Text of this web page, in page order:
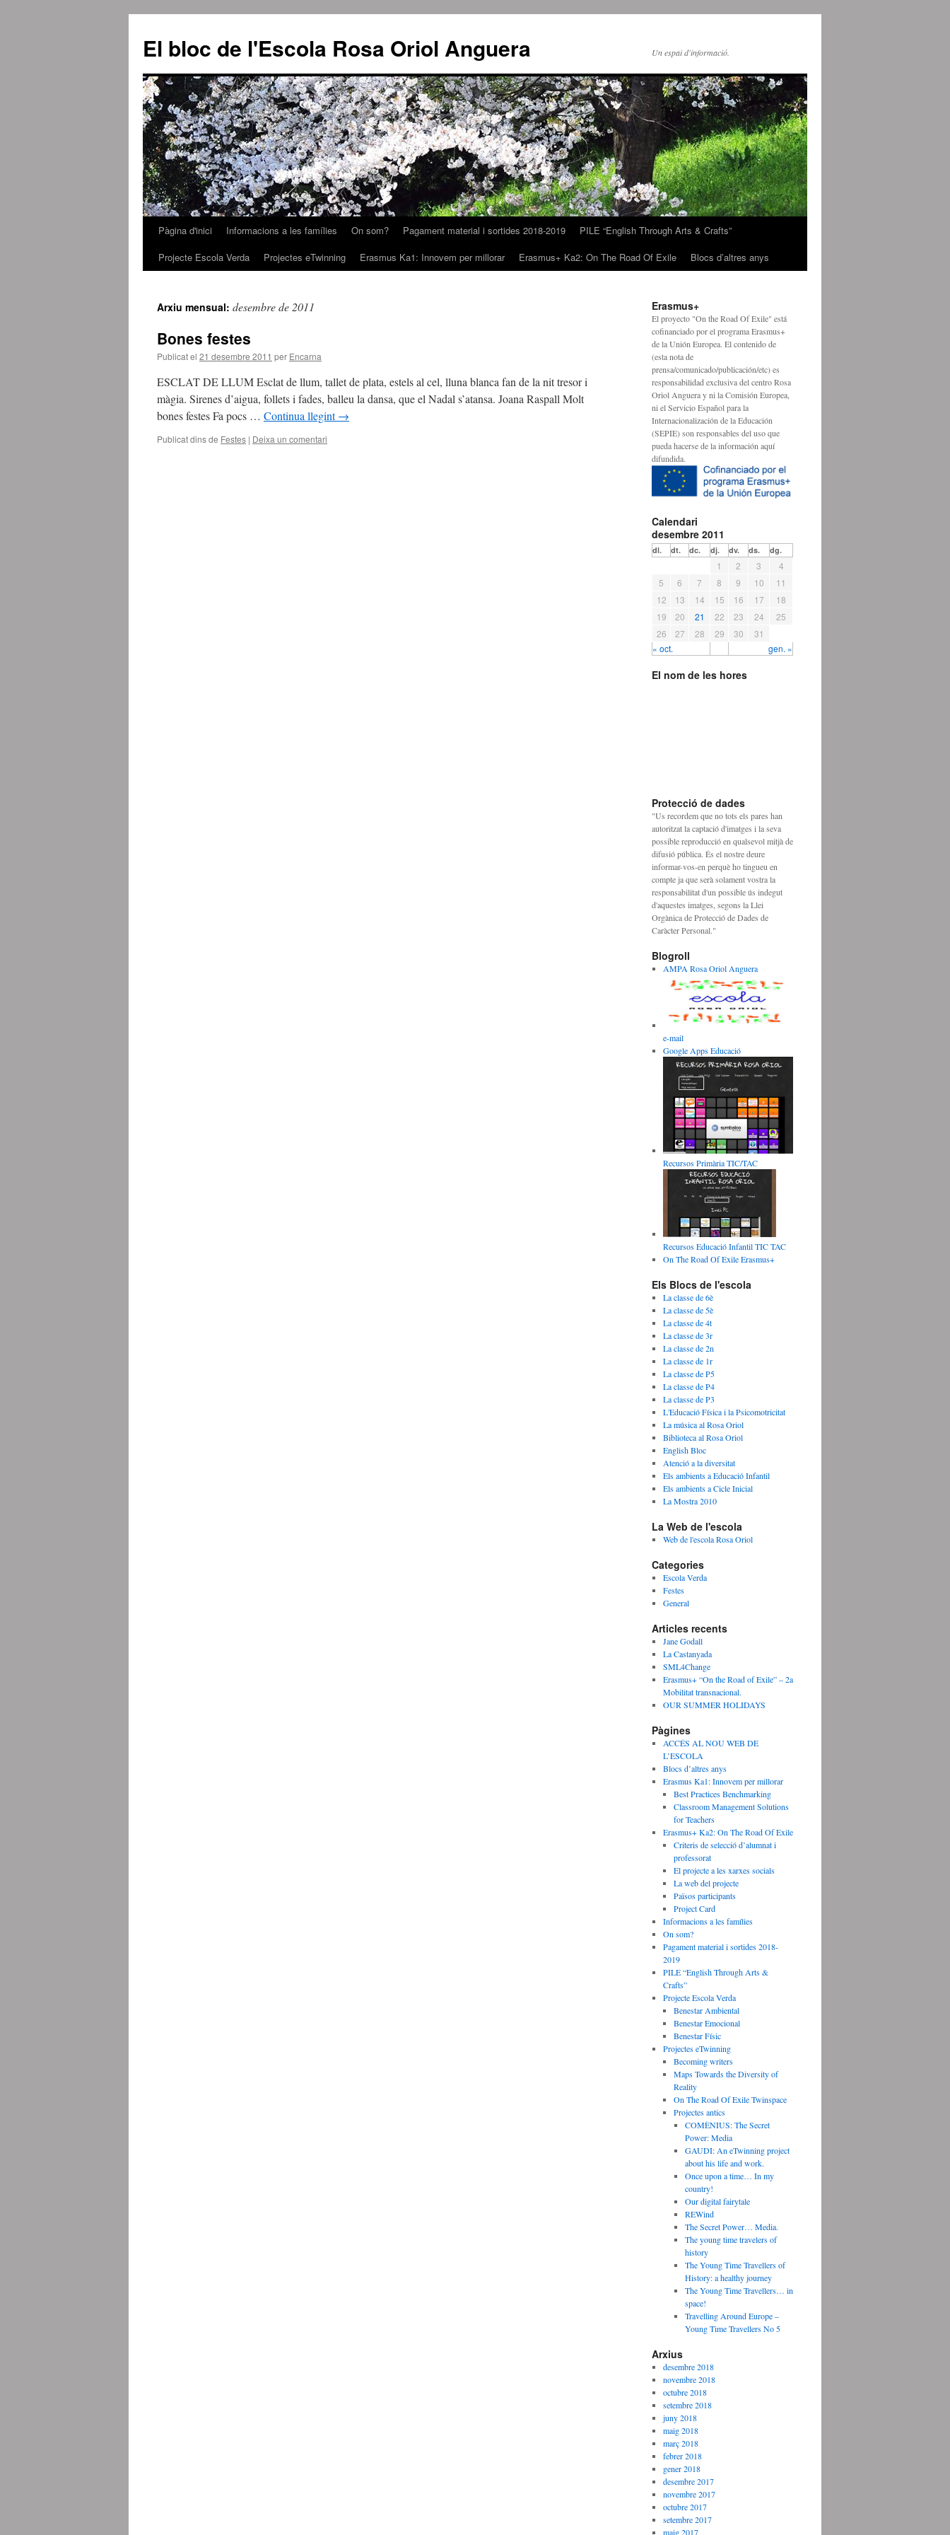
El bloc de l'Escola Rosa Oriol Anguera Un espai d'informació.
VésPàgina d'inici Informacions a les famílies On som? Pagament material i sortides 2018-2019
PILE “English Through Arts & Crafts”
Projecte Escola Verda
Projectes eTwinning Erasmus Ka1: Innovem per millorar Erasmus+ Ka2: On The Road Of Exile Blocs d’altres anys
Arxiu mensual: desembre de 2011
Bones festes
Publicat el 21 desembre 2011 per Encarna
ESCLAT DE LLUM Esclat de llum, tallet de plata, estels al cel, lluna blanca fan de la nit tresor i
màgia. Sirenes d’aigua, follets i fades, balleu la dansa, que el Nadal s’atansa. Joana Raspall Molt
bones festes Fa pocs … Continua llegint→
Publicat dins de Festes | Deixa un comentari
Erasmus+
El proyecto "On the Road Of Exile" está
cofinanciado por el programa Erasmus+
de la Unión Europea. El contenido de
(esta nota de
prensa/comunicado/publicación/etc) es
responsabilidad exclusiva del centro Rosa
Oriol Anguera y ni la Comisión Europea,
ni el Servicio Español para la
Internacionalización de la Educación
(SEPIE) son responsables del uso que
pueda hacerse de la información aquí
difundida.
Calendari
desembre 2011
dl. dt. dc. dj. dv. ds. dg.
« oct. gen. »
1 2 3
4
5
6 7 8 9 10
11
12
13 14 15 16 17
18
19
20 21 22 23 24
25
26
27 28 29 30 31
El nom de les hores
Protecció de dades
"Us recordem que no tots els pares han
autoritzat la captació d'imatges i la seva
possible reproducció en qualsevol mitjà de
difusió pública. És el nostre deure
informar-vos-en perquè ho tingueu en
compte ja que serà solament vostra la
responsabilitat d'un possible ús indegut
d'aquestes imatges, segons la Llei
Orgànica de Protecció de Dades de
Caràcter Personal."
Blogroll
AMPA Rosa Oriol Anguera
e-mail
Google Apps Educació
Recursos Primària TIC/TAC
Recursos Educació Infantil TIC TAC
On The Road Of Exile Erasmus+
Els Blocs de l'escola
La classe de 6è
La classe de 5è
La classe de 4t
La classe de 3r
La classe de 2n
La classe de 1r
La classe de P5
La classe de P4
La classe de P3
L'Educació Física i la Psicomotricitat
La música al Rosa Oriol
Biblioteca al Rosa Oriol
English Bloc
Atenció a la diversitat
Els ambients a Educació Infantil
Els ambients a Cicle Inicial
La Mostra 2010
La Web de l'escola
Web de l'escola Rosa Oriol
Categories
Escola Verda
Festes
General
Articles recents
Jane Godall
La Castanyada
SML4Change
Erasmus+ “On the Road of Exile” – 2a
Mobilitat transnacional.
OUR SUMMER HOLIDAYS
Pàgines
ACCÉS AL NOU WEB DE
L’ESCOLA
Blocs d’altres anys
Erasmus Ka1: Innovem per millorar
Best Practices Benchmarking
Classroom Management Solutions
for Teachers
Erasmus+ Ka2: On The Road Of Exile
Criteris de selecció d’alumnat i
professorat
El projecte a les xarxes socials
La web del projecte
Països participants
Project Card
Informacions a les famílies
On som?
Pagament material i sortides 2018-
2019
PILE “English Through Arts &
Crafts”
Projecte Escola Verda
Benestar Ambiental
Benestar Emocional
Benestar Físic
Projectes eTwinning
Becoming writers
Maps Towards the Diversity of
Reality
On The Road Of Exile Twinspace
Projectes antics
COMÈNIUS: The Secret
Power: Media
GAUDI: An eTwinning project
about his life and work.
Once upon a time… In my
country!
Our digital fairytale
REWind
The Secret Power… Media.
The young time travelers of
history
The Young Time Travellers of
History: a healthy journey
The Young Time Travellers… in
space!
Travelling Around Europe –
Young Time Travellers No 5
Arxius
desembre 2018
novembre 2018
octubre 2018
setembre 2018
juny 2018
maig 2018
març 2018
febrer 2018
gener 2018
desembre 2017
novembre 2017
octubre 2017
setembre 2017
maig 2017